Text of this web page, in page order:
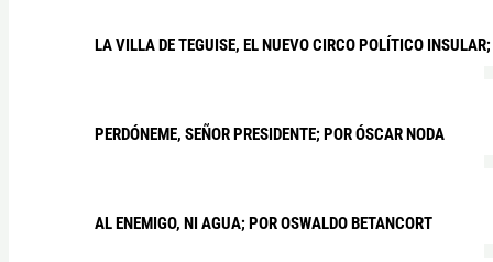
LA VILLA DE TEGUISE, EL NUEVO CIRCO POLÍTICO
PERDÓNEME, SEÑOR PRESIDENTE; POR ÓSCAR NODA
AL ENEMIGO, NI AGUA; POR OSWALDO BETANCORT